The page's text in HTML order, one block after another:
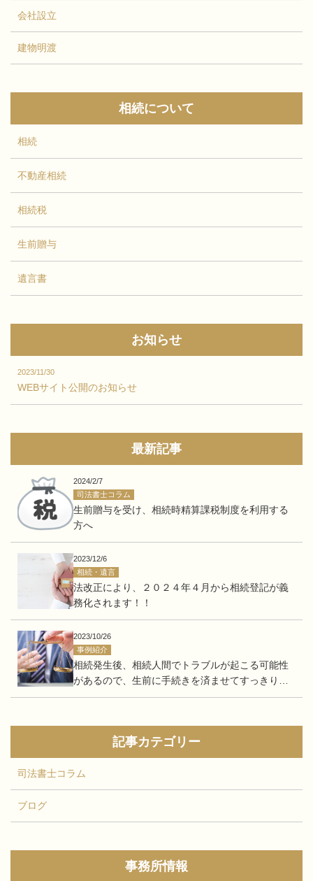
会社設立
建物明渡
相続について
相続
不動産相続
相続税
生前贈与
遺言書
お知らせ
2023/11/30
WEBサイト公開のお知らせ
最新記事
2024/2/7
司法書士コラム
生前贈与を受け、相続時精算課税制度を利用する
方へ
2023/12/6
相続・遺言
法改正により、２０２４年４月から相続登記が義
務化されます！！
2023/10/26
事例紹介
相続発生後、相続人間でトラブルが起こる可能性
があるので、生前に手続きを済ませてすっきりし
たい。
記事カテゴリー
司法書士コラム
ブログ
事務所情報